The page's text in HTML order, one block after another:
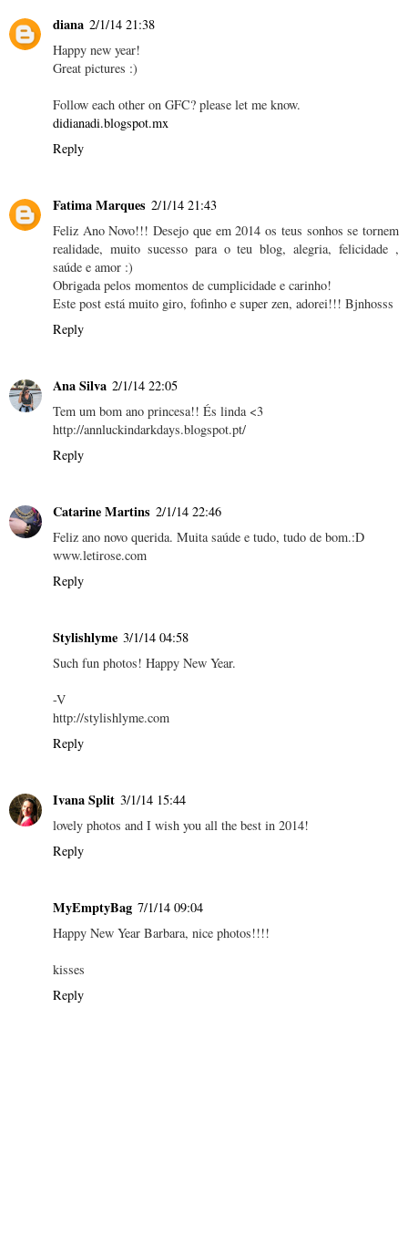
diana 2/1/14 21:38
Happy new year!
Great pictures :)
Follow each other on GFC? please let me know.
didianadi.blogspot.mx
Reply
Fatima Marques 2/1/14 21:43
Feliz Ano Novo!!! Desejo que em 2014 os teus sonhos se tornem
realidade, muito sucesso para o teu blog, alegria, felicidade ,
saúde e amor :)
Obrigada pelos momentos de cumplicidade e carinho!
Este post está muito giro, fofinho e super zen, adorei!!! Bjnhosss
Reply
Ana Silva 2/1/14 22:05
Tem um bom ano princesa!! És linda <3
http://annluckindarkdays.blogspot.pt/
Reply
Catarine Martins 2/1/14 22:46
Feliz ano novo querida. Muita saúde e tudo, tudo de bom.:D
www.letirose.com
Reply
Stylishlyme 3/1/14 04:58
Such fun photos! Happy New Year.
-V
http://stylishlyme.com
Reply
Ivana Split 3/1/14 15:44
lovely photos and I wish you all the best in 2014!
Reply
MyEmptyBag 7/1/14 09:04
Happy New Year Barbara, nice photos!!!!
kisses
Reply